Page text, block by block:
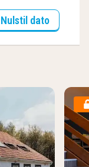
Nulstil dato